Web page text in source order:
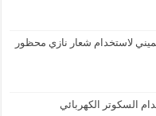
لاستخدام شعار نازي محظور
السكوتر الكهربائي